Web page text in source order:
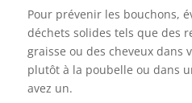
Pour prévenir les bouchons,
déchets solides tels que des
graisse ou des cheveux dans
plutôt à la poubelle ou dans
avez un.